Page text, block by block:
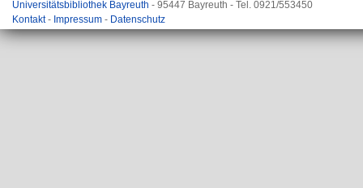
Universitätsbibliothek Bayreuth - 95447 Bayreuth - Tel. 0921/553450
Kontakt- Impressum - Datenschutz